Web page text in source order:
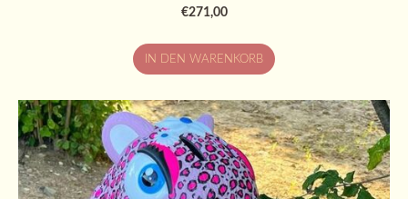
€271,00
IN DEN WARENKORB